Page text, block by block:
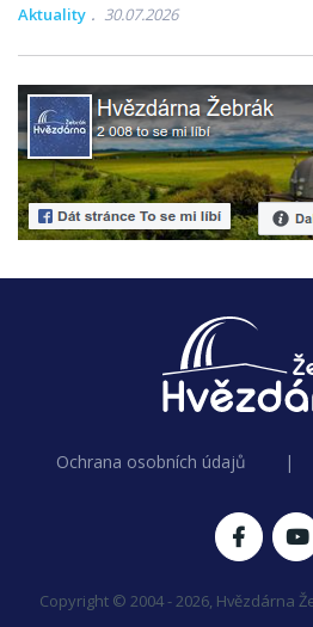
Aktuality 30.07.2026
Ochrana osobních údajů |
Copyright © 2004 - 2026, Hvězdárna